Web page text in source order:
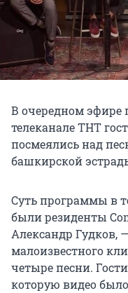
В очередном эфире
телеканале ТНТ
посмеялись над
башкирской
Суть программы в
были резиденты
Александр Гудков,
малоизвестного
четыре песни.
которую видео